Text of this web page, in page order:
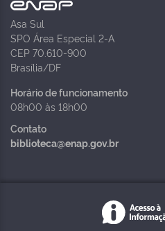
Asa Sul
SPO Área Especial 2-A
CEP 70.610-900
Brasília/DF
Horário de funcionamento
08h00 às 18h00
Contato
biblioteca@enap.gov.br